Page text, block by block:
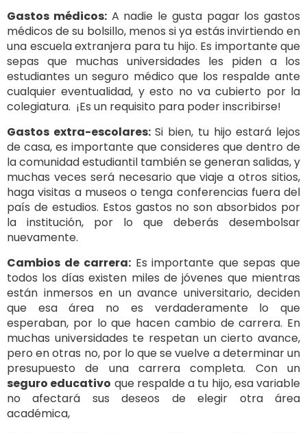
Gastos médicos:A nadie le gusta pagar los gastos
médicos de su bolsillo, menos si ya estás invirtiendo en
una escuela extranjera para tu hijo. Es importante que
sepas que muchas universidades les piden a los
estudiantes un seguro médico que los respalde ante
cualquier eventualidad, y esto no va cubierto por la
colegiatura. ¡Es un requisito para poder inscribirse!
Gastos extra-escolares:Si bien, tu hijo estará lejos
de casa, es importante que consideres que dentro de
la comunidad estudiantil también se generan salidas, y
muchas veces será necesario que viaje a otros sitios,
haga visitas a museos o tenga conferencias fuera del
país de estudios. Estos gastos no son absorbidos por
la institución, por lo que deberás desembolsar
nuevamente.
Cambios de carrera:Es importante que sepas que
todos los días existen miles de jóvenes que mientras
están inmersos en un avance universitario, deciden
que esa área no es verdaderamente lo que
esperaban, por lo que hacen cambio de carrera. En
muchas universidades te respetan un cierto avance,
pero en otras no, por lo que se vuelve a determinar un
presupuesto de una carrera completa. Con un
seguro educativo que respalde a tu hijo, esa variable
no afectará sus deseos de elegir otra área
académica,